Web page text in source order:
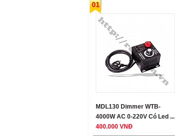
01
MDL130 Dimmer WTB-
4000W AC 0-220V Có Led ...
400.000 VNĐ